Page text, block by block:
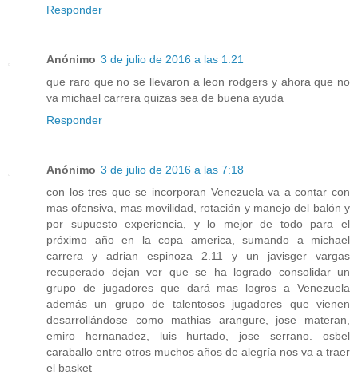
Responder
Anónimo 3 de julio de 2016 a las 1:21
que raro que no se llevaron a leon rodgers y ahora que no
va michael carrera quizas sea de buena ayuda
Responder
Anónimo 3 de julio de 2016 a las 7:18
con los tres que se incorporan Venezuela va a contar con
mas ofensiva, mas movilidad, rotación y manejo del balón y
por supuesto experiencia, y lo mejor de todo para el
próximo año en la copa america, sumando a michael
carrera y adrian espinoza 2.11 y un javisger vargas
recuperado dejan ver que se ha logrado consolidar un
grupo de jugadores que dará mas logros a Venezuela
además un grupo de talentosos jugadores que vienen
desarrollándose como mathias arangure, jose materan,
emiro hernanadez, luis hurtado, jose serrano. osbel
caraballo entre otros muchos años de alegría nos va a traer
el basket